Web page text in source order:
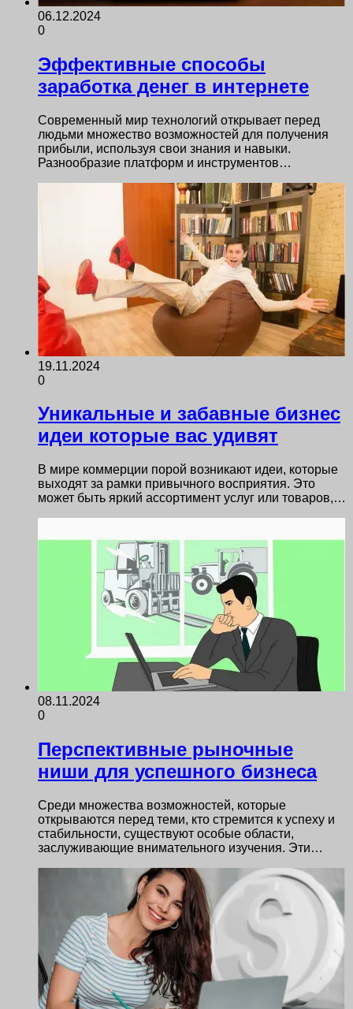
06.12.2024
0
Эффективные способы
заработка денег в интернете
Современный мир технологий открывает перед
людьми множество возможностей для получения
прибыли, используя свои знания и навыки.
Разнообразие платформ и инструментов…
19.11.2024
0
Уникальные и забавные бизнес
идеи которые вас удивят
В мире коммерции порой возникают идеи, которые
выходят за рамки привычного восприятия. Это
может быть яркий ассортимент услуг или товаров,…
08.11.2024
0
Перспективные рыночные
ниши для успешного бизнеса
Среди множества возможностей, которые
открываются перед теми, кто стремится к успеху и
стабильности, существуют особые области,
заслуживающие внимательного изучения. Эти…